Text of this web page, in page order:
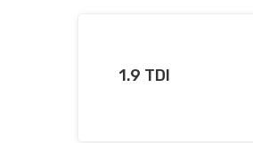
1.9 TDI